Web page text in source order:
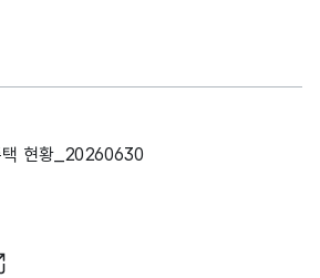
택 현황_20260630